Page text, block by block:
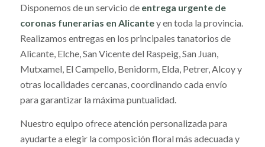
Disponemos de un servicio de entrega urgente de
coronas funerarias en Alicantey en toda la provincia.
Realizamos entregas en los principales tanatorios de
Alicante, Elche, San Vicente del Raspeig, San Juan,
Mutxamel, El Campello, Benidorm, Elda, Petrer, Alcoy y
otras localidades cercanas, coordinando cada envío
para garantizar la máxima puntualidad.
Nuestro equipo ofrece atención personalizada para
ayudarte a elegir la composición floral más adecuada y